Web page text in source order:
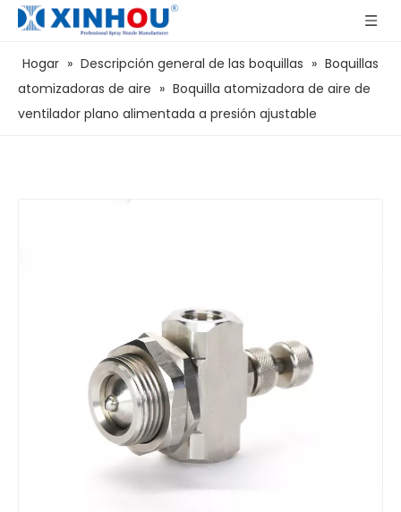
Hogar » Descripción general de las boquillas » Boquillas
atomizadoras de aire » Boquilla atomizadora de aire de
ventilador plano alimentada a presión ajustable